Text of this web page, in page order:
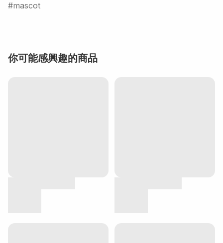
mascot
你可能感興趣的商品